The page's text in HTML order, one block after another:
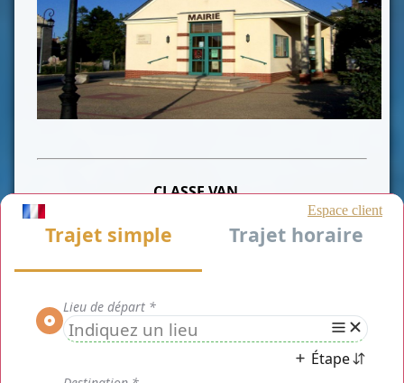
CLASSE VAN
CLASSE VIP
CLASSE AFFAIRE